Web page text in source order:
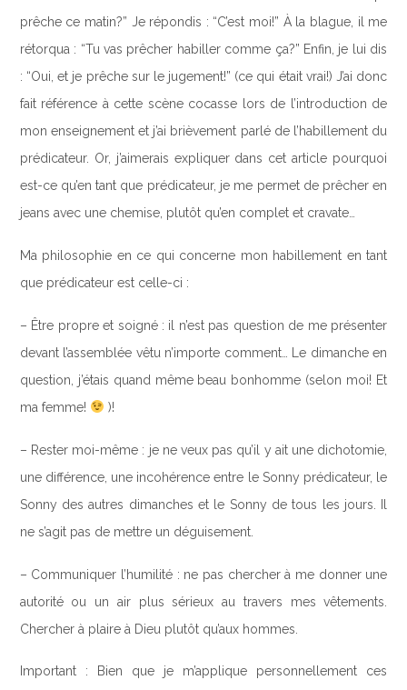
prêche ce matin?” Je répondis : “C’est moi!” À la blague, il me
rétorqua : “Tu vas prêcher habiller comme ça?” Enfin, je lui dis
: “Oui, et je prêche sur le jugement!” (ce qui était vrai!) J’ai donc
fait référence à cette scène cocasse lors de l’introduction de
mon enseignement et j’ai brièvement parlé de l’habillement du
prédicateur. Or, j’aimerais expliquer dans cet article pourquoi
est-ce qu’en tant que prédicateur, je me permet de prêcher en
jeans avec une chemise, plutôt qu’en complet et cravate…
Ma philosophie en ce qui concerne mon habillement en tant
que prédicateur est celle-ci :
– Être propre et soigné : il n’est pas question de me présenter
devant l’assemblée vêtu n’importe comment… Le dimanche en
question, j’étais quand même beau bonhomme (selon moi! Et
ma femme!
)!
– Rester moi-même : je ne veux pas qu’il y ait une dichotomie,
une différence, une incohérence entre le Sonny prédicateur, le
Sonny des autres dimanches et le Sonny de tous les jours. Il
ne s’agit pas de mettre un déguisement.
– Communiquer l’humilité : ne pas chercher à me donner une
autorité ou un air plus sérieux au travers mes vêtements.
Chercher à plaire à Dieu plutôt qu’aux hommes.
Important : Bien que je m’applique personnellement ces